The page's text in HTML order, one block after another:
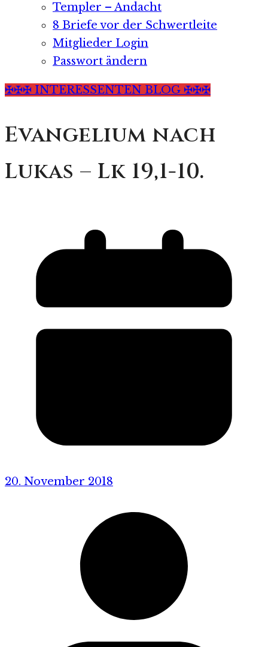
Templer – Andacht
8 Briefe vor der Schwertleite
Mitglieder Login
Passwort ändern
✠✠✠ INTERESSENTEN BLOG ✠✠✠
Evangelium nach
Lukas – Lk 19,1-10.
20. November 2018